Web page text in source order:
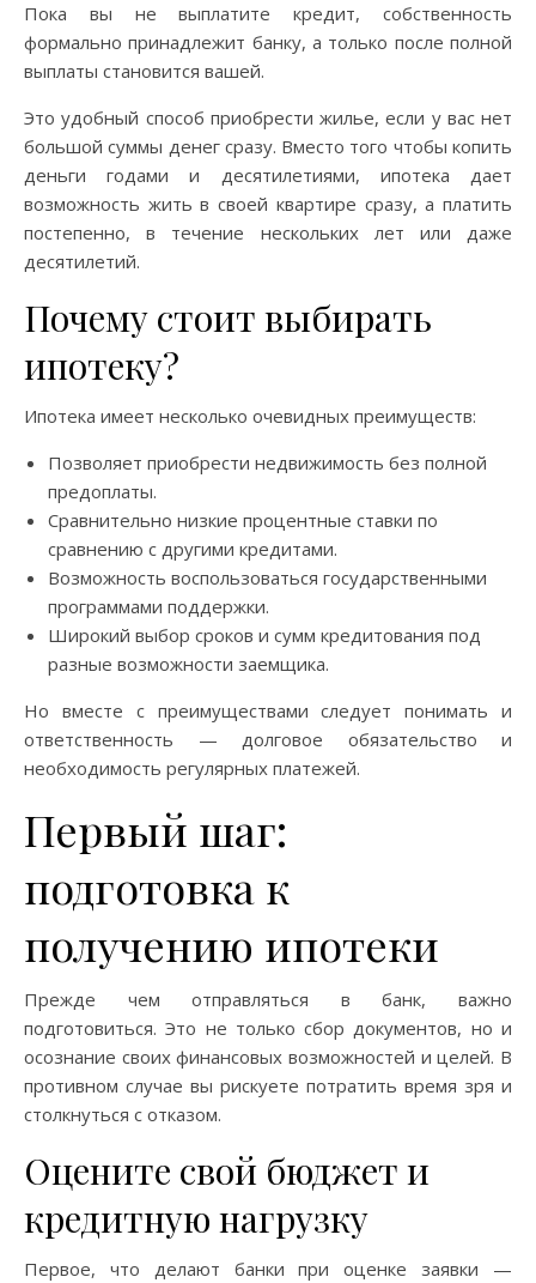
Пока вы не выплатите кредит, собственность
формально принадлежит банку, а только после полной
выплаты становится вашей.
Это удобный способ приобрести жилье, если у вас нет
большой суммы денег сразу. Вместо того чтобы копить
деньги годами и десятилетиями, ипотека дает
возможность жить в своей квартире сразу, а платить
постепенно, в течение нескольких лет или даже
десятилетий.
Почему стоит выбирать
ипотеку?
Ипотека имеет несколько очевидных преимуществ:
Позволяет приобрести недвижимость без полной
предоплаты.
Сравнительно низкие процентные ставки по
сравнению с другими кредитами.
Возможность воспользоваться государственными
программами поддержки.
Широкий выбор сроков и сумм кредитования под
разные возможности заемщика.
Но вместе с преимуществами следует понимать и
ответственность — долговое обязательство и
необходимость регулярных платежей.
Первый шаг:
подготовка к
получению ипотеки
Прежде чем отправляться в банк, важно
подготовиться. Это не только сбор документов, но и
осознание своих финансовых возможностей и целей. В
противном случае вы рискуете потратить время зря и
столкнуться с отказом.
Оцените свой бюджет и
кредитную нагрузку
Первое, что делают банки при оценке заявки —